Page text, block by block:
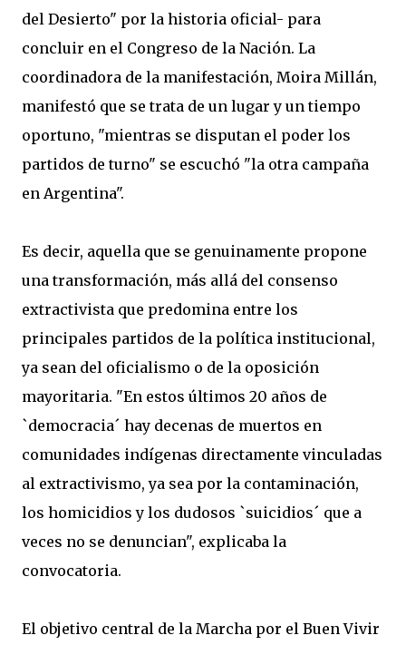
del Desierto" por la historia oficial- para
concluir en el Congreso de la Nación. La
coordinadora de la manifestación, Moira Millán,
manifestó que se trata de un lugar y un tiempo
oportuno, "mientras se disputan el poder los
partidos de turno" se escuchó "la otra campaña
en Argentina".
Es decir, aquella que se genuinamente propone
una transformación, más allá del consenso
extractivista que predomina entre los
principales partidos de la política institucional,
ya sean del oficialismo o de la oposición
mayoritaria. "En estos últimos 20 años de
`democracia´ hay decenas de muertos en
comunidades indígenas directamente vinculadas
al extractivismo, ya sea por la contaminación,
los homicidios y los dudosos `suicidios´ que a
veces no se denuncian", explicaba la
convocatoria.
El objetivo central de la Marcha por el Buen Vivir